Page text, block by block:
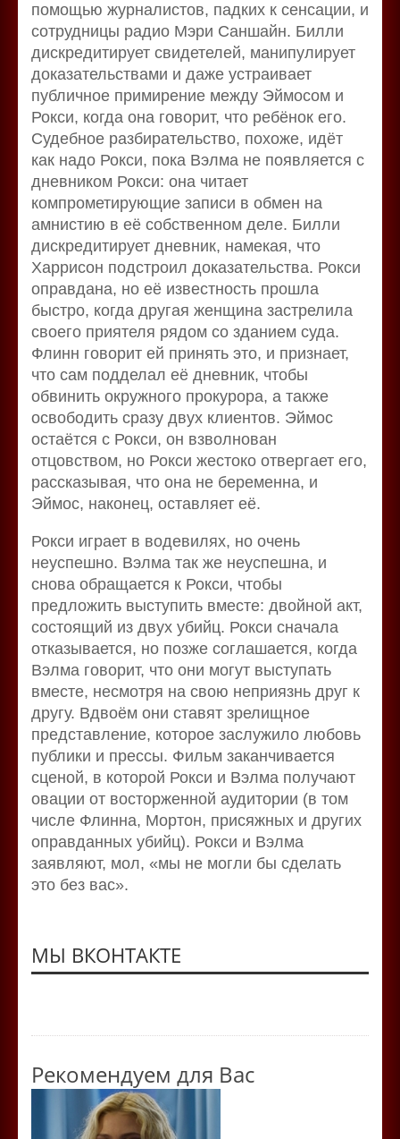
помощью журналистов, падких к сенсации, и
сотрудницы радио Мэри Саншайн. Билли
дискредитирует свидетелей, манипулирует
доказательствами и даже устраивает
публичное примирение между Эймосом и
Рокси, когда она говорит, что ребёнок его.
Судебное разбирательство, похоже, идёт
как надо Рокси, пока Вэлма не появляется с
дневником Рокси: она читает
компрометирующие записи в обмен на
амнистию в её собственном деле. Билли
дискредитирует дневник, намекая, что
Харрисон подстроил доказательства. Рокси
оправдана, но её известность прошла
быстро, когда другая женщина застрелила
своего приятеля рядом со зданием суда.
Флинн говорит ей принять это, и признает,
что сам подделал её дневник, чтобы
обвинить окружного прокурора, а также
освободить сразу двух клиентов. Эймос
остаётся с Рокси, он взволнован
отцовством, но Рокси жестоко отвергает его,
рассказывая, что она не беременна, и
Эймос, наконец, оставляет её.
Рокси играет в водевилях, но очень
неуспешно. Вэлма так же неуспешна, и
снова обращается к Рокси, чтобы
предложить выступить вместе: двойной акт,
состоящий из двух убийц. Рокси сначала
отказывается, но позже соглашается, когда
Вэлма говорит, что они могут выступать
вместе, несмотря на свою неприязнь друг к
другу. Вдвоём они ставят зрелищное
представление, которое заслужило любовь
публики и прессы. Фильм заканчивается
сценой, в которой Рокси и Вэлма получают
овации от восторженной аудитории (в том
числе Флинна, Мортон, присяжных и других
оправданных убийц). Рокси и Вэлма
заявляют, мол, «мы не могли бы сделать
это без вас».
МЫ ВКОНТАКТЕ
Рекомендуем для Вас